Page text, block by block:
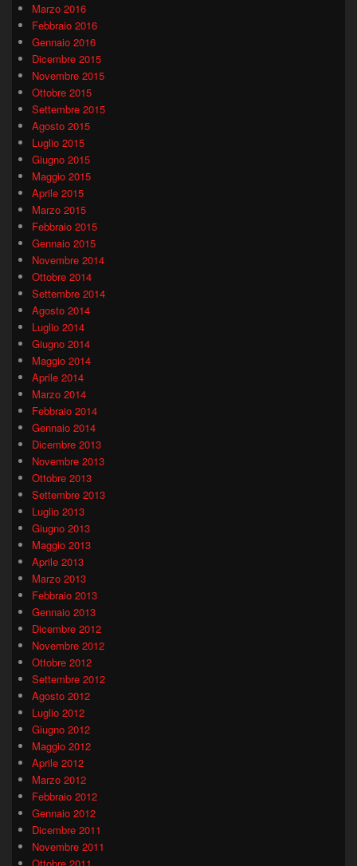
Marzo 2016
Febbraio 2016
Gennaio 2016
Dicembre 2015
Novembre 2015
Ottobre 2015
Settembre 2015
Agosto 2015
Luglio 2015
Giugno 2015
Maggio 2015
Aprile 2015
Marzo 2015
Febbraio 2015
Gennaio 2015
Novembre 2014
Ottobre 2014
Settembre 2014
Agosto 2014
Luglio 2014
Giugno 2014
Maggio 2014
Aprile 2014
Marzo 2014
Febbraio 2014
Gennaio 2014
Dicembre 2013
Novembre 2013
Ottobre 2013
Settembre 2013
Luglio 2013
Giugno 2013
Maggio 2013
Aprile 2013
Marzo 2013
Febbraio 2013
Gennaio 2013
Dicembre 2012
Novembre 2012
Ottobre 2012
Settembre 2012
Agosto 2012
Luglio 2012
Giugno 2012
Maggio 2012
Aprile 2012
Marzo 2012
Febbraio 2012
Gennaio 2012
Dicembre 2011
Novembre 2011